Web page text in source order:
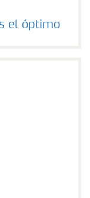
el óptimo